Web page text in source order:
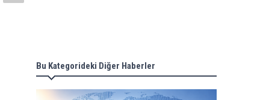
Bu Kategorideki Diğer Haberler